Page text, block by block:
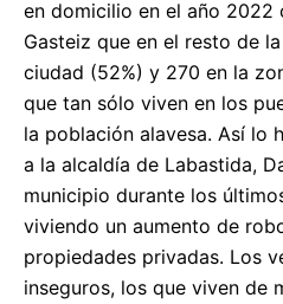
en domicilio en el año 2022
Gasteiz que en el resto de
ciudad (52%) y 270 en la
que tan sólo viven en los
la población alavesa. Así lo
a la alcaldía de Labastida,
municipio durante los
viviendo un aumento de
propiedades privadas. Los
inseguros, los que viven de